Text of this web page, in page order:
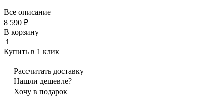
Все описание
8 590 ₽
В корзину
Купить в 1 клик
Рассчитать доставку
Нашли дешевле?
Хочу в подарок